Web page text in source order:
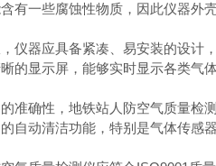
有一些腐蚀性物质，因此仪器
仪器应具备紧凑、易安装的设
的显示屏，能够实时显示各类
准确性，地铁站人防空气质量
自动清洁功能，特别是气体传